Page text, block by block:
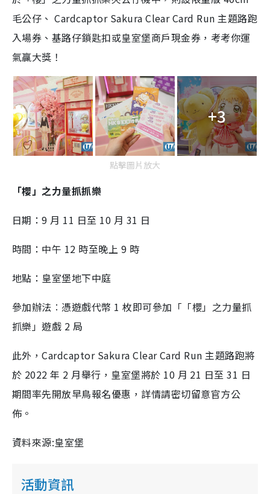
毛公仔、 Cardcaptor Sakura Clear Card Run 主題路跑
入場券、基路仔鎖匙扣或皇室堡商戶現金券，考考你運
氣贏大獎！
+3
點擊圖片放大
「櫻」之力量抓抓樂
日期：9 月 11 日至 10 月 31 日
時間：中午 12 時至晚上 9 時
地點：皇室堡地下中庭
參加辦法︰憑遊戲代幣 1 枚即可參加「「櫻」之力量抓
抓樂」遊戲 2 局
此外，Cardcaptor Sakura Clear Card Run 主題路跑將
於 2022 年 2 月舉行，皇室堡將於 10 月 21 日至 31 日
期間率先開放早鳥報名優惠，詳情請密切留意官方公
佈。
資料來源:皇室堡
活動資訊